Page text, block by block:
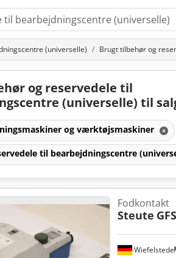
(universelle) Brugt tilbehør og
og reservedele til
(universelle) til
og værktøjsmaskiner
til bearbejdningscentre
Wiefelstede
Fodkontakt
Steute